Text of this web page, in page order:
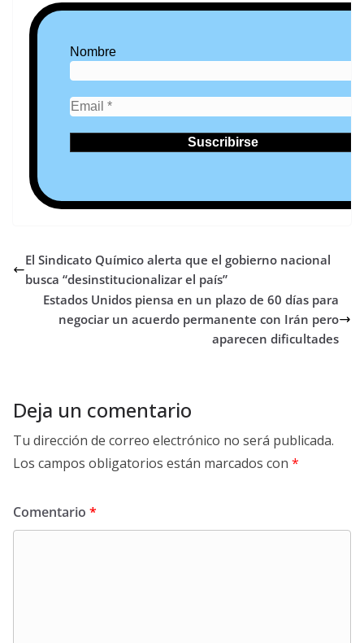
Nombre
El Sindicato Químico alerta que el gobierno nacional
busca “desinstitucionalizar el país”
Estados Unidos piensa en un plazo de 60 días para
negociar un acuerdo permanente con Irán pero
aparecen dificultades
Deja un comentario
Tu dirección de correo electrónico no será publicada.
Los campos obligatorios están marcados con *
Comentario *